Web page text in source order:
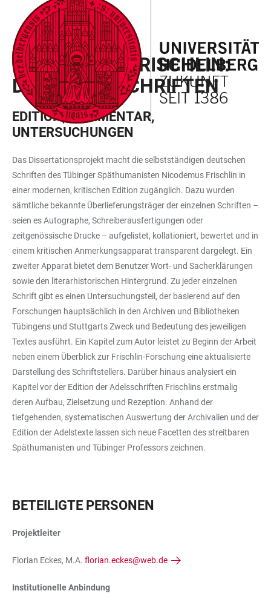
LINKS
ZUR
BARRIEREFREIHEIT
ZUM
HAUPTINHALT
HAUPTNAVIGATION
ÖFFNEN
WEBSEITENSUCHE
ÖFFNEN
NICODEMUS FRISCHLIN:
DEUTSCHE SCHRIFTEN
EDITION, KOMMENTAR,
UNTERSUCHUNGEN
Das Dissertationsprojekt macht die selbstständigen deutschen
Schriften des Tübinger Späthumanisten Nicodemus Frischlin in
einer modernen, kritischen Edition zugänglich. Dazu wurden
sämtliche bekannte Überlieferungsträger der einzelnen Schriften –
seien es Autographe, Schreiberausfertigungen oder
zeitgenössische Drucke – aufgelistet, kollationiert, bewertet und in
einem kritischen Anmerkungsapparat transparent dargelegt. Ein
zweiter Apparat bietet dem Benutzer Wort- und Sacherklärungen
sowie den literarhistorischen Hintergrund. Zu jeder einzelnen
Schrift gibt es einen Untersuchungsteil, der basierend auf den
Forschungen hauptsächlich in den Archiven und Bibliotheken
Tübingens und Stuttgarts Zweck und Bedeutung des jeweiligen
Textes ausführt. Ein Kapitel zum Autor leistet zu Beginn der Arbeit
neben einem Überblick zur Frischlin-Forschung eine aktualisierte
Darstellung des Schriftstellers. Darüber hinaus analysiert ein
Kapitel vor der Edition der Adelsschriften Frischlins erstmalig
deren Aufbau, Zielsetzung und Rezeption. Anhand der
tiefgehenden, systematischen Auswertung der Archivalien und der
Edition der Adelstexte lassen sich neue Facetten des streitbaren
Späthumanisten und Tübinger Professors zeichnen.
BETEILIGTE PERSONEN
Projektleiter
Florian Eckes, M.A. florian.eckes@web.de
Institutionelle Anbindung